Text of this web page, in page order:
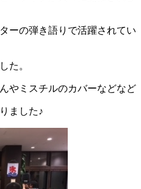
ーの弾き語りで活躍されてい
た。
やミスチルのカバーなどなど
ました♪